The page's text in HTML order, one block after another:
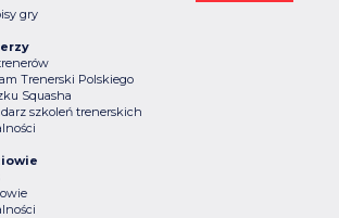
gry
Trenerski Polskiego
Squasha
szkoleń trenerskich